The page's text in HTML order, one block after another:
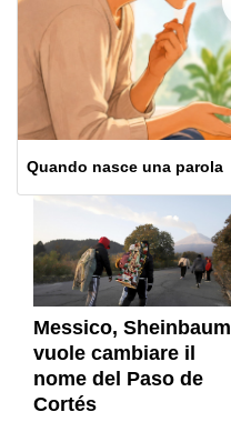
Quando nasce una parola
Messico, Sheinbaum
vuole cambiare il
nome del Paso de
Cortés